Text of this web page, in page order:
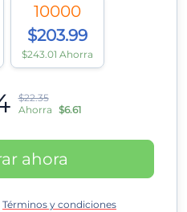
10000
$203.99
$243.01 Ahorra
$22.35
Ahorra $6.61
ahora
Términos y condiciones